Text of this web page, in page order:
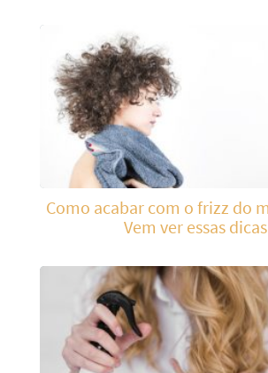
Como acabar com o frizz do
Vem ver essas